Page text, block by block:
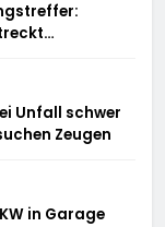
Unfall schwer
Zeugen
in Garage